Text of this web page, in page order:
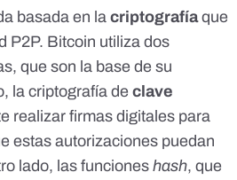
basada en la criptografíaque
P2P. Bitcoin utiliza dos
que son la base de su
la criptografía de clave
realizar firmas digitales para
estas autorizaciones puedan
lado, las funciones hash, que